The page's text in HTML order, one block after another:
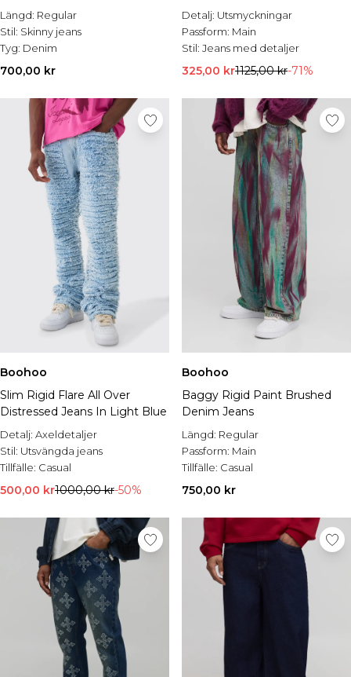
Längd: Regular
Stil: Skinny jeans
Tyg: Denim
700,00 kr
Detalj: Utsmyckningar
Passform: Main
Stil: Jeans med detaljer
325,00 kr1125,00 kr-71%
Boohoo
Slim Rigid Flare All Over
Distressed Jeans In Light Blue
Detalj: Axeldetaljer
Stil: Utsvängda jeans
Tillfälle: Casual
500,00 kr1000,00 kr-50%
Boohoo
Baggy Rigid Paint Brushed
Denim Jeans
Längd: Regular
Passform: Main
Tillfälle: Casual
750,00 kr